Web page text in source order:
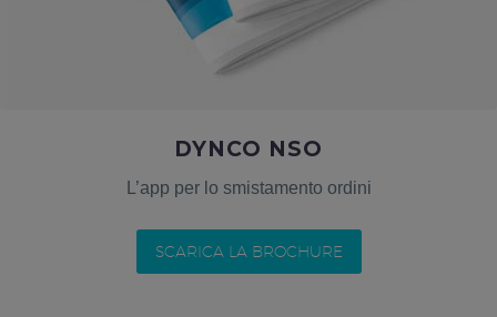
DYNCO NSO
L’app per lo smistamento ordini
SCARICA LA BROCHURE